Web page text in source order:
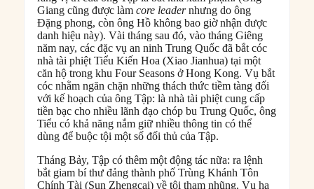
Giang cũng được làmcore leadernhưng do ông
Đặng phong, còn ông Hồ không bao giờ nhận được
danh hiệu này). Vài tháng sau đó, vào tháng Giêng
năm nay, các đặc vụ an ninh Trung Quốc đã bắt cóc
nhà tài phiệt Tiểu Kiến Hoa (Xiao Jianhua) tại một
căn hộ trong khu Four Seasons ở Hong Kong. Vụ bắt
cóc nhằm ngăn chặn những thách thức tiềm tàng đối
với kế hoạch của ông Tập: là nhà tài phiệt cung cấp
tiền bạc cho nhiều lãnh đạo chóp bu Trung Quốc, ông
Tiểu có khả năng nắm giữ nhiều thông tin có thể
dùng để buộc tội một số đối thủ của Tập.
Tháng Bảy, Tập có thêm một động tác nữa: ra lệnh
bắt giam bí thư đảng thành phố Trùng Khánh Tôn
Chính Tài (Sun Zhengcai) về tội tham nhũng. Vụ hạ